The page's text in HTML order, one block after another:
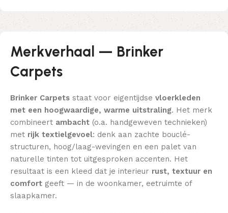
Merkverhaal — Brinker
Carpets
Brinker Carpets staat voor eigentijdse vloerkleden
met een hoogwaardige, warme uitstraling. Het merk
combineert ambacht (o.a. handgeweven technieken)
met rijk textielgevoel: denk aan zachte bouclé-
structuren, hoog/laag-wevingen en een palet van
naturelle tinten tot uitgesproken accenten. Het
resultaat is een kleed dat je interieur rust, textuur en
comfort geeft — in de woonkamer, eetruimte of
slaapkamer.